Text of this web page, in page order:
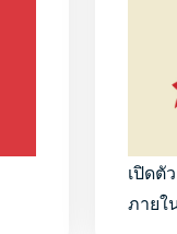
เปิดตั
ภายใ